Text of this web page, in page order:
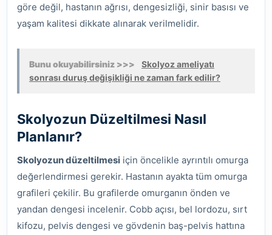
göre değil, hastanın ağrısı, dengesizliği, sinir basısı ve
yaşam kalitesi dikkate alınarak verilmelidir.
Bunu okuyabilirsiniz >>>
Skolyoz ameliyatı
sonrası duruş değişikliği ne zaman fark edilir?
Skolyozun Düzeltilmesi Nasıl
Planlanır?
Skolyozun düzeltilmesi için öncelikle ayrıntılı omurga
değerlendirmesi gerekir. Hastanın ayakta tüm omurga
grafileri çekilir. Bu grafilerde omurganın önden ve
yandan dengesi incelenir. Cobb açısı, bel lordozu, sırt
kifozu, pelvis dengesi ve gövdenin baş-pelvis hattına